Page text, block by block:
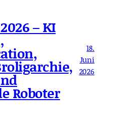
– KI
Roboter
18.
Juni
2026